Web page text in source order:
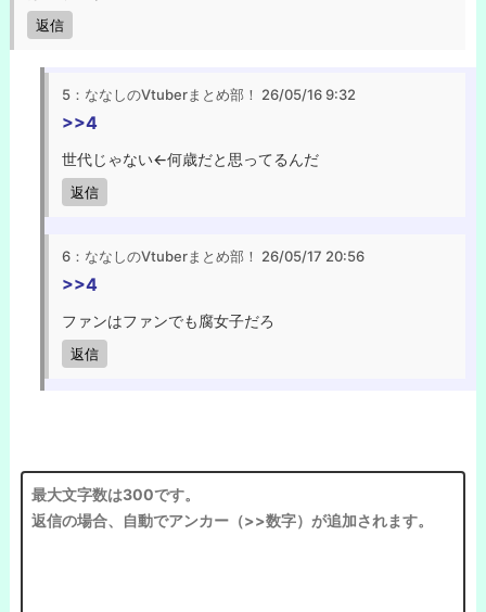
返信
5：ななしのVtuberまとめ部！ 26/05/16 9:32
>>4
世代じゃない←何歳だと思ってるんだ
返信
6：ななしのVtuberまとめ部！ 26/05/17 20:56
>>4
ファンはファンでも腐女子だろ
返信